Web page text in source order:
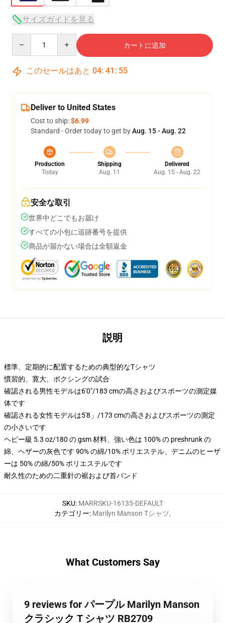
サイズガイドを見る
カートに追加
このセールはあと 04: 41 : 54
Deliver to United States
Cost to ship:$6.99
Standard - Order today to get byAug. 15 - Aug. 22
Production
Today
Shipping
Aug. 11
Delivered
Aug. 15 - Aug. 22
安全な取引
世界中どこでもお届け
すべての小包に追跡番号を提供
商品が届かない場合は全額返金
説明
標準、定期的に配置するための典型的なTシャツ
慣習的、寛大、ボクシングの試合
確認される男性モデルは6'0"/183 cmの高さおよびスポーツの測定媒
体です
確認される女性モデルは5'8」/173 cmの高さおよびスポーツの測定
の小さいです
ヘビー級 5.3 oz/180 の gsm 材料、強い色は 100% の preshrunk の
綿、ヘザーの灰色です 90% の綿/10% ポリエステル、デニムのヒーザ
ーは 50% の綿/50% ポリエステルです
耐久性のための二重針の裾および首バンド
SKU: MARRSKU-16135-DEFAULT
カテゴリー: Marilyn Manson Tシャツ,
What Customers Say
9 reviews for パープル Marilyn Manson
クラシック T シャツ RB2709